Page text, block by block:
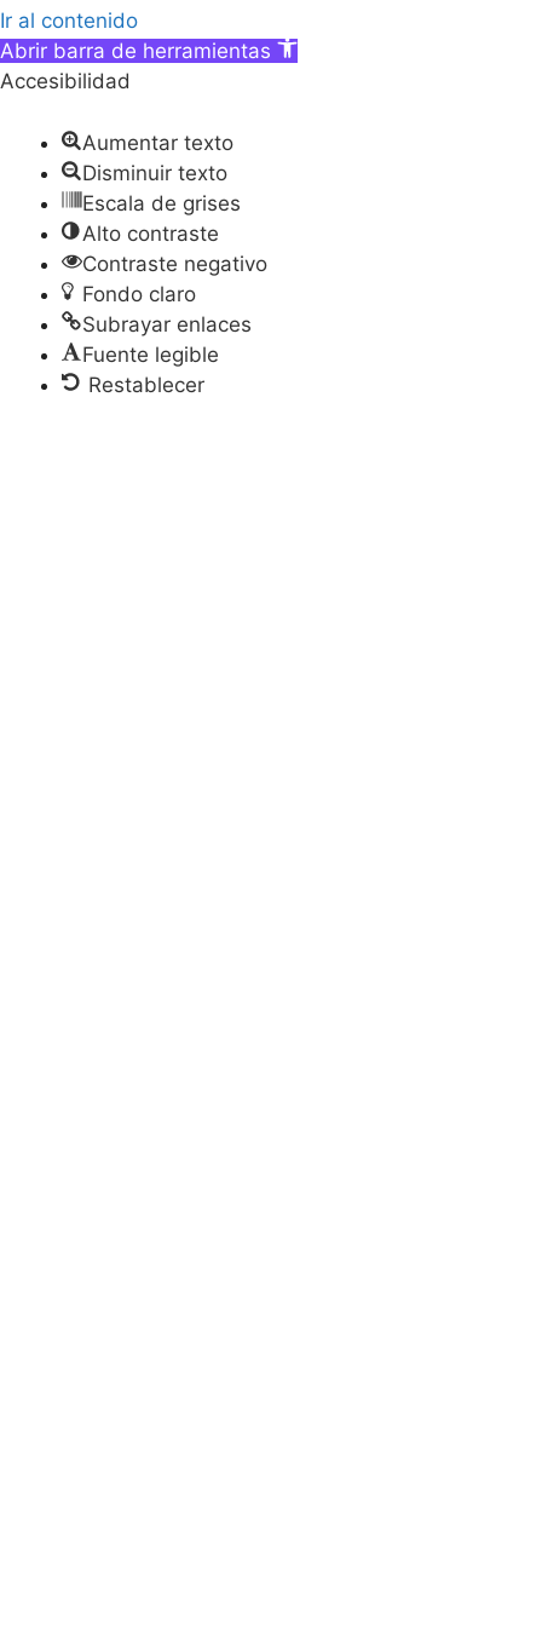
Ir al contenido
Abrir barra de herramientas
Accesibilidad
Aumentar texto
Disminuir texto
Escala de grises
Alto contraste
Contraste negativo
Fondo claro
Subrayar enlaces
Fuente legible
Restablecer